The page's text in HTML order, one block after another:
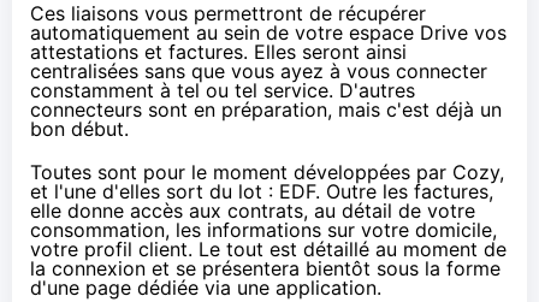
Ces liaisons vous permettront de récupérer
automatiquement au sein de votre espace Drive vos
attestations et factures. Elles seront ainsi
centralisées sans que vous ayez à vous connecter
constamment à tel ou tel service. D'autres
connecteurs sont en préparation, mais c'est déjà un
bon début.
Toutes sont pour le moment développées par Cozy,
et l'une d'elles sort du lot : EDF. Outre les factures,
elle donne accès aux contrats, au détail de votre
consommation, les informations sur votre domicile,
votre profil client. Le tout est détaillé au moment de
la connexion et se présentera bientôt sous la forme
d'une page dédiée via une application.